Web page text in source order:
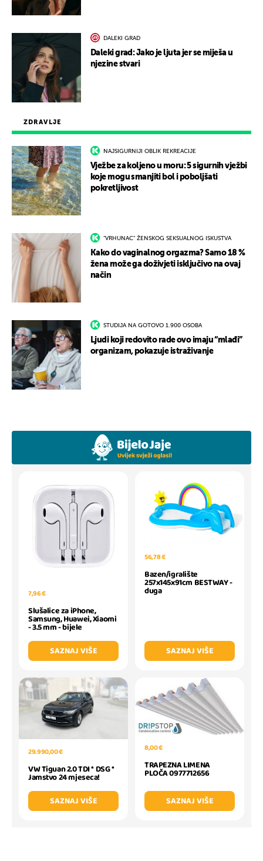
ZDRAVLJE
NAJSIGURNIJI OBLIK REKREACIJE
Vježbe za koljeno u moru: 5 sigurnih vježbi
koje mogu smanjiti bol i poboljšati
pokretljivost
"VRHUNAC" ŽENSKOG SEKSUALNOG ISKUSTVA
Kako do vaginalnog orgazma? Samo 18 %
žena može ga doživjeti isključivo na ovaj
način
STUDIJA NA GOTOVO 1.900 OSOBA
Ljudi koji redovito rade ovo imaju “mlađi”
organizam, pokazuje istraživanje
DALEKI GRAD
Daleki grad: Jako je ljuta jer se miješa u
njezine stvari
7,96 €
Slušalice za iPhone,
Samsung, Huawei, Xiaomi
- 3.5 mm - bijele
SAZNAJ VIŠE
56,78 €
Bazen/igralište
257x145x91cm BESTWAY -
duga
SAZNAJ VIŠE
29.990,00 €
VW Tiguan 2.0 TDI * DSG *
Jamstvo 24 mjeseca!
SAZNAJ VIŠE
8,00 €
TRAPEZNA LIMENA
PLOČA 0977712656
SAZNAJ VIŠE